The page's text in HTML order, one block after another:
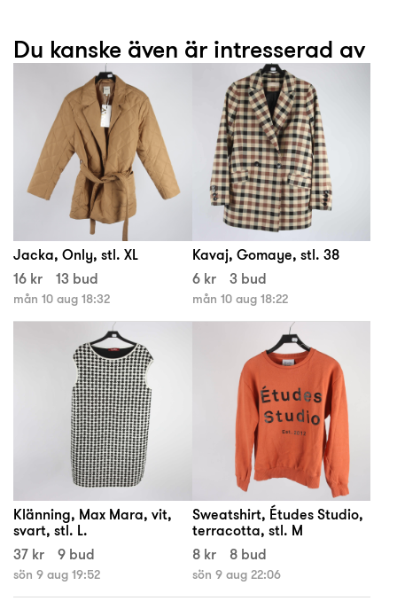
Du kanske även är intresserad av
Jacka, Only, stl. XL
16 kr
13 bud
mån 10 aug 18:32
Kavaj, Gomaye, stl. 38
6 kr
3 bud
mån 10 aug 18:22
Klänning, Max Mara, vit,
svart, stl. L.
37 kr
9 bud
sön 9 aug 19:52
Sweatshirt, Études Studio,
terracotta, stl. M
8 kr
8 bud
sön 9 aug 22:06